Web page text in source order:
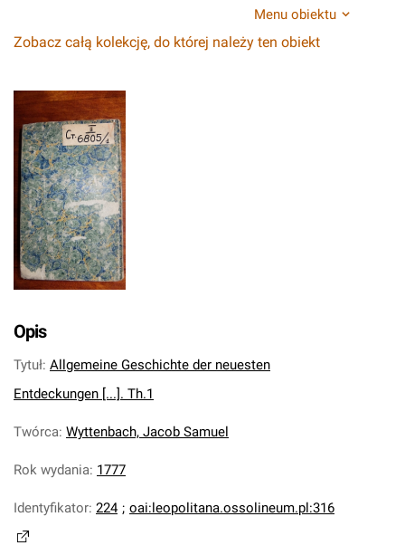
Menu obiektu
Zobacz całą kolekcję, do której należy ten obiekt
Opis
Tytuł: Allgemeine Geschichte der neuesten
Entdeckungen [...]. Th.1
Twórca: Wyttenbach, Jacob Samuel
Rok wydania: 1777
Identyfikator: 224 ; oai:leopolitana.ossolineum.pl:316